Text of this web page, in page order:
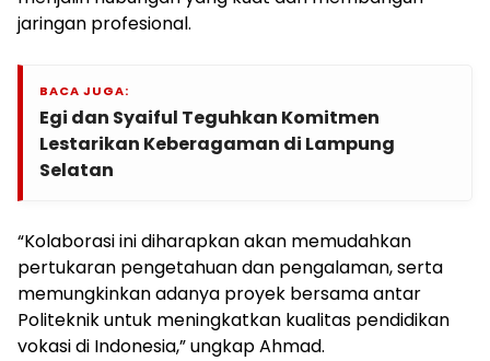
jaringan profesional.
BACA JUGA:
Egi dan Syaiful Teguhkan Komitmen
Lestarikan Keberagaman di Lampung
Selatan
“Kolaborasi ini diharapkan akan memudahkan
pertukaran pengetahuan dan pengalaman, serta
memungkinkan adanya proyek bersama antar
Politeknik untuk meningkatkan kualitas pendidikan
vokasi di Indonesia,” ungkap Ahmad.